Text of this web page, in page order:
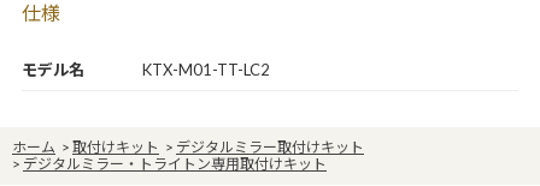
モデル名 KTX-M01-TT-LC2
仕様
ホーム > 取付けキット > デジタルミラー取付けキット
> デジタルミラー・トライトン専用取付けキット